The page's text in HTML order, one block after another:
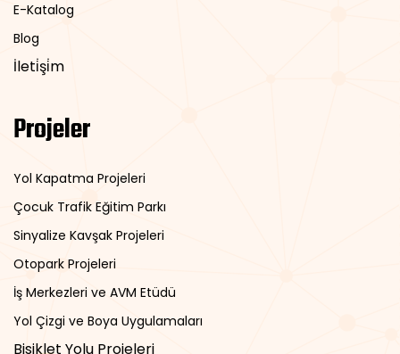
E-Katalog
Blog
İleti̇şi̇m
Projeler
Yol Kapatma Projeleri
Çocuk Trafik Eğitim Parkı
Sinyalize Kavşak Projeleri
Otopark Projeleri
İş Merkezleri ve AVM Etüdü
Yol Çizgi ve Boya Uygulamaları
Bisiklet Yolu Projeleri